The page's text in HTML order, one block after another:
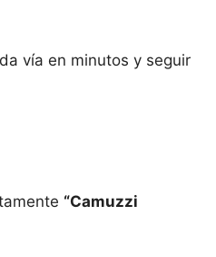
vía en minutos y seguir
“Camuzzi